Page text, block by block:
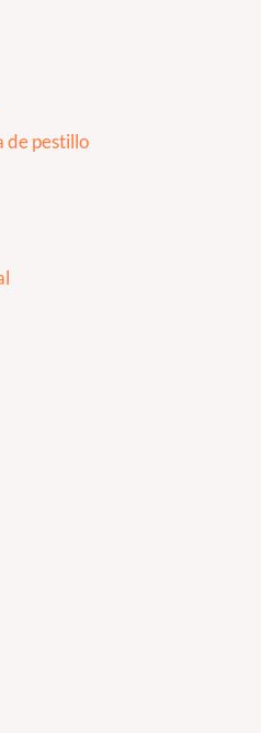
de pestillo